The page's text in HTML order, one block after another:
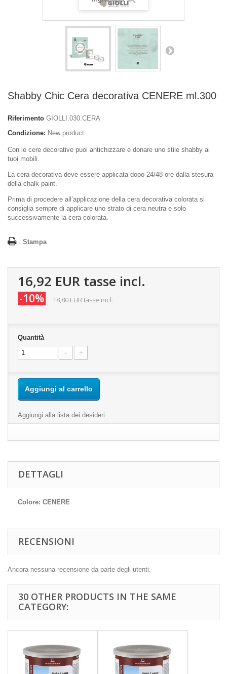
Shabby Chic Cera decorativa CENERE ml.300
Riferimento GIOLLI.030.CERA
Condizione: New product
Con le cere decorative puoi antichizzare e donare uno stile shabby ai
tuoi mobili.
La cera decorativa deve essere applicata dopo 24/48 ore dalla stesura
della chalk paint.
Prima di procedere all’applicazione della cera decorativa colorata si
consiglia sempre di applicare uno strato di cera neutra e solo
successivamente la cera colorata.
Stampa
16,92 EUR tasse incl.
-10% 18,80 EURtasse incl.
Quantità
Aggiungi al carrello
Aggiungi alla lista dei desideri
DETTAGLI
Colore: CENERE
RECENSIONI
Ancora nessuna recensione da parte degli utenti.
30 OTHER PRODUCTS IN THE SAME
CATEGORY: